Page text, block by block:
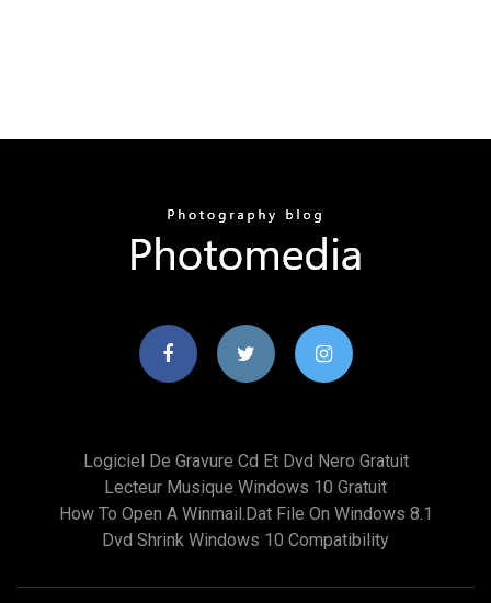
Logiciel De Gravure Cd Et Dvd Nero Gratuit
Lecteur Musique Windows 10 Gratuit
How To Open A Winmail.dat File On Windows 8.1
Dvd Shrink Windows 10 Compatibility